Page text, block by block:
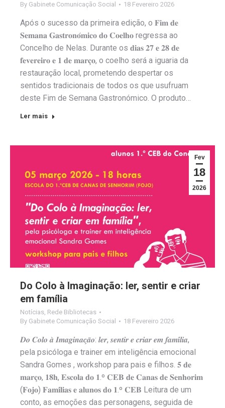
By Gabinete Comunicação Social 18 Fevereiro 2026
Após o sucesso da primeira edição, o 𝐅𝐢𝐦 𝐝𝐞
𝐒𝐞𝐦𝐚𝐧𝐚 𝐆𝐚𝐬𝐭𝐫𝐨𝐧𝐨́𝐦𝐢𝐜𝐨 𝐝𝐨 𝐂𝐨𝐞𝐥𝐡𝐨 regressa ao
Concelho de Nelas. Durante os 𝐝𝐢𝐚𝐬 𝟐𝟕 𝐞 𝟐𝟖 𝐝𝐞
𝐟𝐞𝐯𝐞𝐫𝐞𝐢𝐫𝐨 𝐞 𝟏 𝐝𝐞 𝐦𝐚𝐫𝐜̧𝐨, o coelho será a iguaria da
restauração local, prometendo despertar os
sentidos tradicionais de todos os que usufruam
deste Fim de Semana Gastronómico. O produto…
Ler mais
Fev
18
2026
Do Colo à Imaginação: ler, sentir e criar
em família
Notícias, Rede Bibliotecas
By Gabinete Comunicação Social 18 Fevereiro 2026
𝑫𝒐 𝑪𝒐𝒍𝒐 𝒂̀ 𝑰𝒎𝒂𝒈𝒊𝒏𝒂𝒄̧𝒂̃𝒐: 𝒍𝒆𝒓, 𝒔𝒆𝒏𝒕𝒊𝒓 𝒆 𝒄𝒓𝒊𝒂𝒓 𝒆𝒎 𝒇𝒂𝒎𝒊́𝒍𝒊𝒂,
pela psicóloga e trainer em inteligência emocional
Sandra Gomes , workshop para pais e filhos. 𝟓 𝐝𝐞
𝐦𝐚𝐫𝐜̧𝐨, 𝟏𝟖𝐡, 𝐄𝐬𝐜𝐨𝐥𝐚 𝐝𝐨 𝟏.º 𝐂𝐄𝐁 𝐝𝐞 𝐂𝐚𝐧𝐚𝐬 𝐝𝐞 𝐒𝐞𝐧𝐡𝐨𝐫𝐢𝐦
(𝐅𝐨𝐣𝐨) 𝐅𝐚𝐦𝐢́𝐥𝐢𝐚𝐬 𝐞 𝐚𝐥𝐮𝐧𝐨𝐬 𝐝𝐨 𝟏.º 𝐂𝐄𝐁 Leitura de um
conto, as emoções das personagens, seguida de